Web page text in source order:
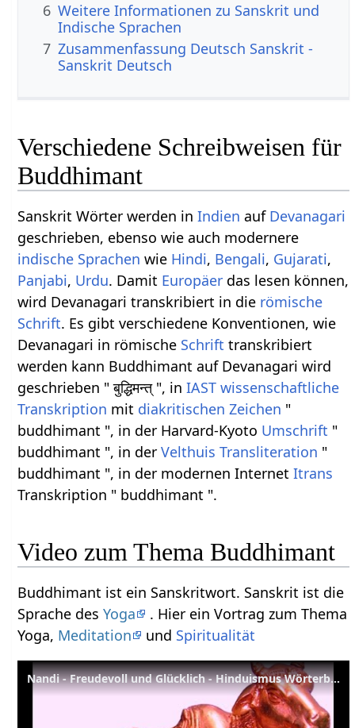
6 Weitere Informationen zu Sanskrit und
Indische Sprachen
7 Zusammenfassung Deutsch Sanskrit -
Sanskrit Deutsch
Verschiedene Schreibweisen für
Buddhimant
Sanskrit Wörter werden inIndien auf Devanagari
geschrieben, ebenso wie auch modernere
indische Sprachen wie Hindi, Bengali, Gujarati,
Panjabi, Urdu. Damit Europäer das lesen können,
wird Devanagari transkribiert in die römische
Schrift. Es gibt verschiedene Konventionen, wie
Devanagari in römische Schrift transkribiert
werden kann Buddhimant auf Devanagari wird
geschrieben " बुद्धिमन्त् ", inIAST wissenschaftliche
Transkription mit diakritischen Zeichen "
buddhimant ", in der Harvard-Kyoto Umschrift "
buddhimant ", in derVelthuis Transliteration "
buddhimant ", in der modernen InternetItrans
Transkription " buddhimant ".
Video zum Thema Buddhimant
Buddhimant ist ein Sanskritwort. Sanskrit ist die
Sprache desYoga
. Hier ein Vortrag zum Thema
Yoga, Meditation und Spiritualität
Nandi - Freudevoll und Glücklich - Hinduismus Wörterbuch